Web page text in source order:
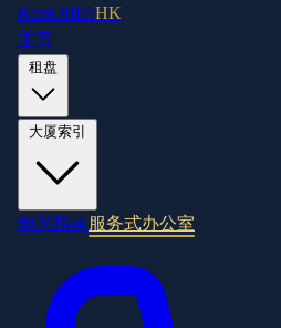
RentOfficeHK
主页
地区指南服务式办公室